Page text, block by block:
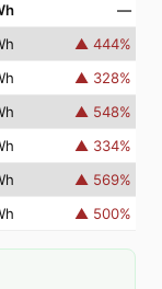
—
▲ 444%
▲ 328%
▲ 548%
▲ 334%
▲ 569%
▲ 500%